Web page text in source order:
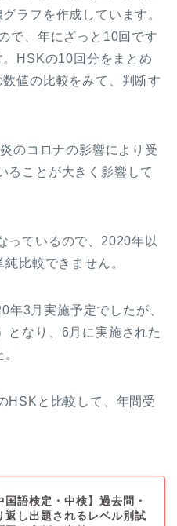
ラフを作成しています。
で、年にざっと10回です
HSKの10回分をまとめ
値の比較をみて、判断す
のコロナの影響により受
ることが大きく影響して
っているので、2020年以
比較できません。
3月実施予定でしたが、
となり、6月に実施された
HSKと比較して、年間受
国語検定・中検】過去問・
返し出題されるレベル別試